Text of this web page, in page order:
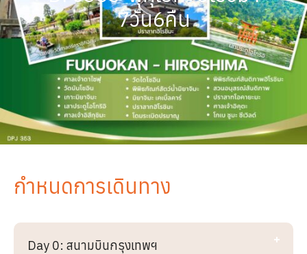
7วัน6คืน
กำหนดการเดินทาง
Day 0: สนามบินกรุงเทพฯ